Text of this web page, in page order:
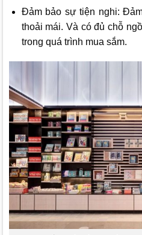
Đảm bảo sự tiện nghi:
thoải mái. Và có đủ chỗ
trong quá trình mua sắm.